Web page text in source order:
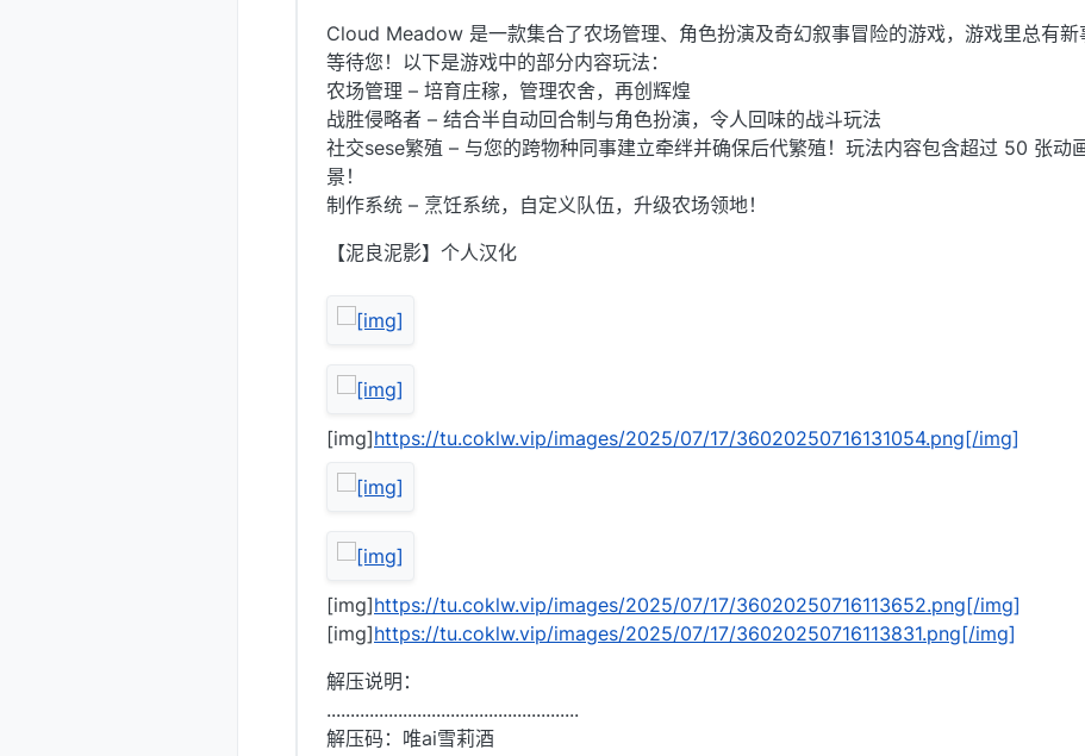
Cloud Meadow 是一款集合了农场管理、角色扮演及奇幻叙事冒险的游戏，游戏里总有新
等待您！以下是游戏中的部分内容玩法：
农场管理 – 培育庄稼，管理农舍，再创辉煌
战胜侵略者 – 结合半自动回合制与角色扮演，令人回味的战斗玩法
社交sese繁殖 – 与您的跨物种同事建立牵绊并确保后代繁殖！玩法内容包含超过 50 张动
景！
制作系统 – 烹饪系统，自定义队伍，升级农场领地！
【泥良泥影】个人汉化
[img]https://tu.coklw.vip/images/2025/07/17/36020250716131054.png[/img]
[img]https://tu.coklw.vip/images/2025/07/17/36020250716113652.png[/img]
[img]https://tu.coklw.vip/images/2025/07/17/36020250716113831.png[/img]
解压说明：
.....................................................
解压码：唯ai雪莉酒